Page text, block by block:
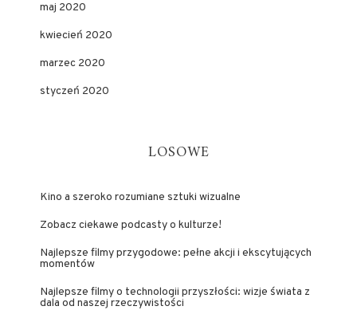
maj 2020
kwiecień 2020
marzec 2020
styczeń 2020
LOSOWE
Kino a szeroko rozumiane sztuki wizualne
Zobacz ciekawe podcasty o kulturze!
Najlepsze filmy przygodowe: pełne akcji i ekscytujących
momentów
Najlepsze filmy o technologii przyszłości: wizje świata z
dala od naszej rzeczywistości